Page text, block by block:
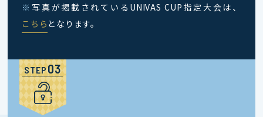
※ 写真が掲載されているUNIVAS CUP指定大会は、
こちら となります。
STEP